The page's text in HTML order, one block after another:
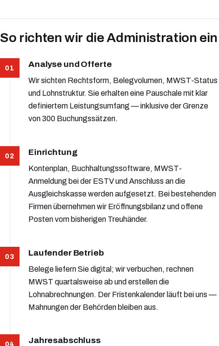
So richten wir die Administration ein
Analyse und Offerte
Wir sichten Rechtsform, Belegvolumen, MWST-Status
und Lohnstruktur. Sie erhalten eine Pauschale mit klar
definiertem Leistungsumfang — inklusive der Grenze
von 300 Buchungssätzen.
Einrichtung
Kontenplan, Buchhaltungssoftware, MWST-
Anmeldung bei der ESTV und Anschluss an die
Ausgleichskasse werden aufgesetzt. Bei bestehenden
Firmen übernehmen wir Eröffnungsbilanz und offene
Posten vom bisherigen Treuhänder.
Laufender Betrieb
Belege liefern Sie digital; wir verbuchen, rechnen
MWST quartalsweise ab und erstellen die
Lohnabrechnungen. Der Fristenkalender läuft bei uns —
Mahnungen der Behörden bleiben aus.
Jahresabschluss